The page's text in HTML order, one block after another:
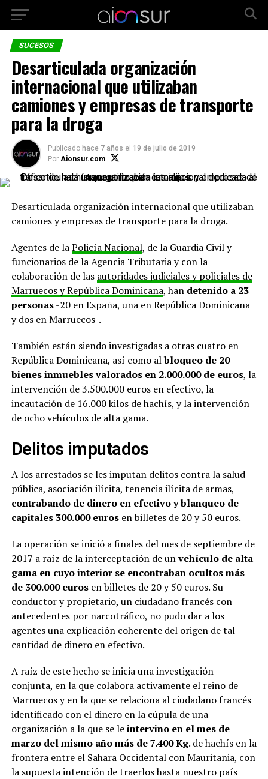
SUCESOS
Desarticulada organización
internacional que utilizaban
camiones y empresas de transporte
para la droga
Publicado hace 7 años el 19 de julio de 2019
Por Aionsur.com
Desarticulada organización internacional que utilizaban
camiones y empresas de transporte para la droga.
Agentes de laPolicía Nacional, de la Guardia Civil y
funcionarios de la Agencia Tributaria y con la
colaboración de las autoridades judiciales y policiales de
Marruecos y República Dominicana, han detenido a 23
personas-20 en España, una en República Dominicana
y dos en Marruecos-.
También están siendo investigadas a otras cuatro en
República Dominicana, así como albloqueo de 20
bienes inmuebles valorados en 2.000.000 de euros, la
intervención de 3.500.000 euros en efectivo, la
incautación de 16.000 kilos de hachís, y la intervención
de ocho vehículos de alta gama.
Delitos imputados
A los arrestados se les imputan delitos contra la salud
pública, asociación ilícita, tenencia ilícita de armas,
contrabando de dinero en efectivo y blanqueo de
capitales 300.000 eurosen billetes de 20 y 50 euros.
La operación se inició a finales del mes de septiembre de
2017 a raíz de la interceptación de unvehículo de alta
gama en cuyo interior se encontraban ocultos más
de 300.000 eurosen billetes de 20 y 50 euros. Su
conductor y propietario, un ciudadano francés con
antecedentes por narcotráfico, no pudo dar a los
agentes una explicación coherente del origen de tal
cantidad de dinero en efectivo.
A raíz de este hecho se inicia una investigación
conjunta, en la que colabora activamente el reino de
Marruecos y en la que se relaciona al ciudadano francés
identificado con el dinero en la cúpula de una
organización a la que se leintervino en el mes de
marzo del mismo año más de 7.400 Kg. de hachís en la
frontera entre el Sahara Occidental con Mauritania, con
la supuesta intención de traerlos hasta nuestro país